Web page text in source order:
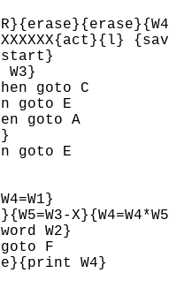
goto C
goto E
goto A
goto E
W2}
F
W4}